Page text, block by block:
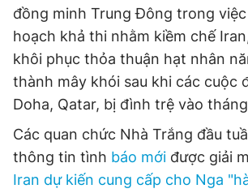
đồng minh Trung Đông trong
hoạch khả thi nhằm kiềm chế
khôi phục thỏa thuận hạt nhân
thành mây khói sau khi các cuộc
Doha, Qatar, bị đình trệ vào
Các quan chức Nhà Trắng đầu
thông tin tình báo mới được giải
Iran dự kiến ​cung cấp cho Nga